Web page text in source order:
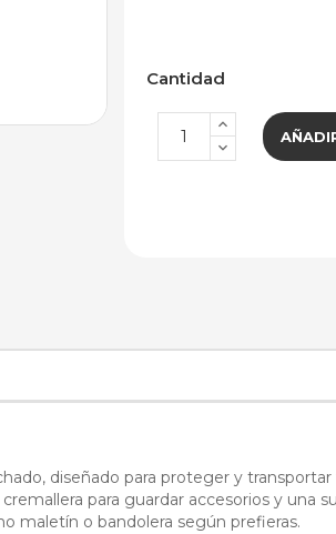
Cantidad
diseñado para proteger y
para guardar accesorios y una
maletín o bandolera según prefieras.